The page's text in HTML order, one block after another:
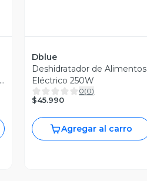
Dblue
Deshidratador de Alimentos
Eléctrico 250W
0(0)
$45.990
Agregar al carro